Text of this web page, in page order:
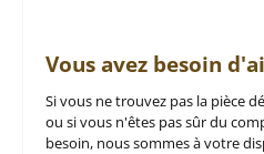
Vous avez besoin
Si vous ne trouvez pas la pièce
ou si vous n'êtes pas sûr du
besoin, nous sommes à votre